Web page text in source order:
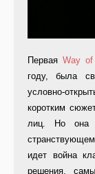
Первая Way of
году, была
условно-
коротким
лиц. Но она
идет война
решения,